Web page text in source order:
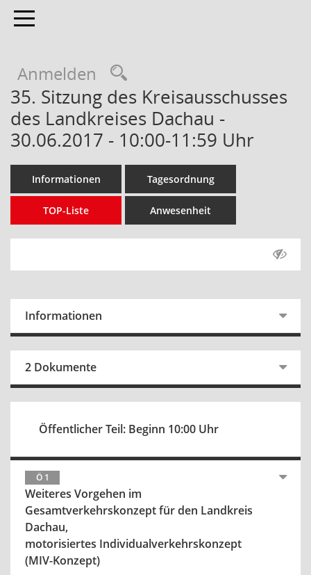
Toggle navigation
Anmelden
35. Sitzung des Kreisausschusses
des Landkreises Dachau -
30.06.2017 - 10:00-11:59 Uhr
Informationen Tagesordnung
TOP-Liste Anwesenheit
Informationen
2 Dokumente
Öffentlicher Teil: Beginn 10:00 Uhr
Ö 1
Weiteres Vorgehen im
Gesamtverkehrskonzept für den Landkreis
Dachau,
motorisiertes Individualverkehrskonzept
(MIV-Konzept)